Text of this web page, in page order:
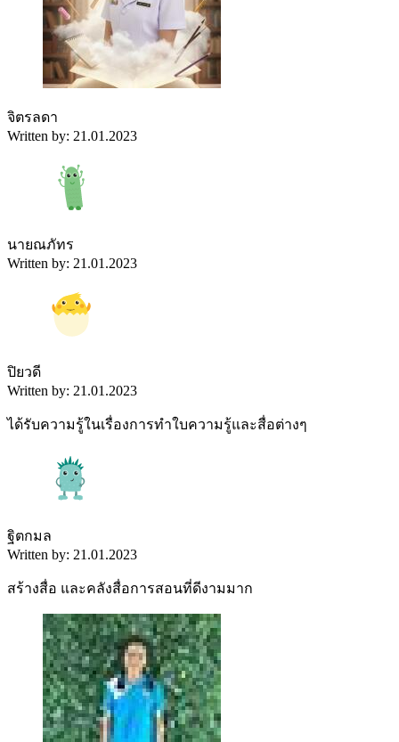
จิตรลดา
Written by: 21.01.2023
นายณภัทร
Written by: 21.01.2023
ปิยวดี
Written by: 21.01.2023
ได้รับความรู้ในเรื่องการทำใบความรู้และสื่อต่างๆ
ฐิตกมล
Written by: 21.01.2023
สร้างสื่อ และคลังสื่อการสอนที่ดีงามมาก